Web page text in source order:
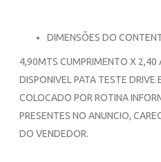
DIMENSÕES DO
4,90MTS CUMPRIMENTO X 2,40
DISPONIVEL PATA TESTE DRIVE
COLOCADO POR ROTINA
PRESENTES NO ANUNCIO,
DO VENDEDOR.